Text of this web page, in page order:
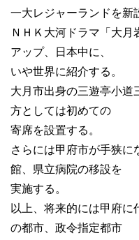
一大レジャーランドを新
ＮＨＫ大河ドラマ「大
アップ、日本中に、
いや世界に紹介する。
大月市出身の三遊亭小道
方としては初めての
寄席を設置する。
さらには甲府市が手狭に
館、県立病院の移設を
実施する。
以上、将来的には甲府
の都市、政令指定都市